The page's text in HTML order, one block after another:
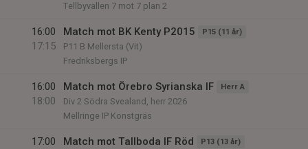
Tellbyvallen 7 mot 7 plan 2
16:00
17:15
Match mot BK Kenty P2015 P15 (11 år)
P11 B Mellersta (Vit)
Fredriksbergs IP
16:00
18:00
Match mot Örebro Syrianska IF Herr A
Div 2 Södra Svealand, herr 2026
Mellringe IP Konstgräs
17:00
Match mot Tallboda IF Röd P13 (13 år)